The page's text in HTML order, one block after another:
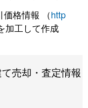
格情報 （http
加工して作成
売却・査定情報